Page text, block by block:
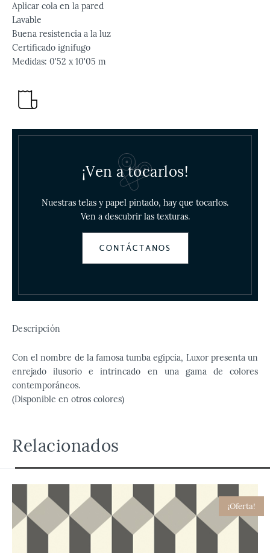
Aplicar cola en la pared
Lavable
Buena resistencia a la luz
Certificado ignifugo
Medidas: 0'52 x 10'05 m
¡Ven a tocarlos!
Nuestras telas y papel pintado, hay que tocarlos.
Ven a descubrir las texturas.
CONTÁCTANOS
Descripción
Con el nombre de la famosa tumba egipcia, Luxor presenta un
enrejado ilusorio e intrincado en una gama de colores
contemporáneos.
(Disponible en otros colores)
Relacionados
¡Oferta!